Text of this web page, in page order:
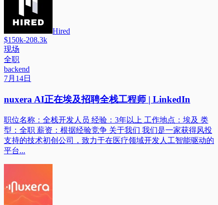
Hired
$150k-208.3k
现场
全职
backend
7月14日
nuxera AI正在埃及招聘全栈工程师 | LinkedIn
职位名称：全栈开发人员 经验：3年以上 工作地点：埃及 类
型：全职 薪资：根据经验竞争 关于我们 我们是一家获得风投
支持的技术初创公司，致力于在医疗领域开发人工智能驱动的
平台...